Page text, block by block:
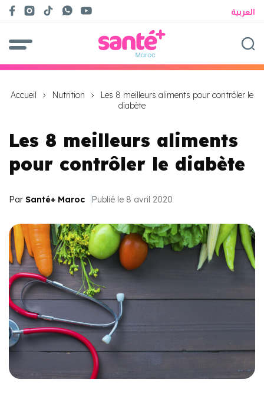
العربية
Accueil Nutrition
Les 8 meilleurs aliments pour contrôler le
diabète
Les 8 meilleurs aliments
pour contrôler le diabète
Par Santé+ Maroc Publié le 8 avril 2020